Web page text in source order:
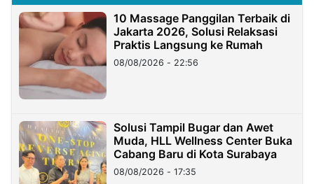
10 Massage Panggilan Terbaik di
Jakarta 2026, Solusi Relaksasi
Praktis Langsung ke Rumah
08/08/2026 - 22:56
Solusi Tampil Bugar dan Awet
Muda, HLL Wellness Center Buka
Cabang Baru di Kota Surabaya
08/08/2026 - 17:35